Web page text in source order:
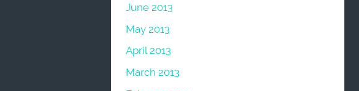
June 2013
May 2013
April 2013
March 2013